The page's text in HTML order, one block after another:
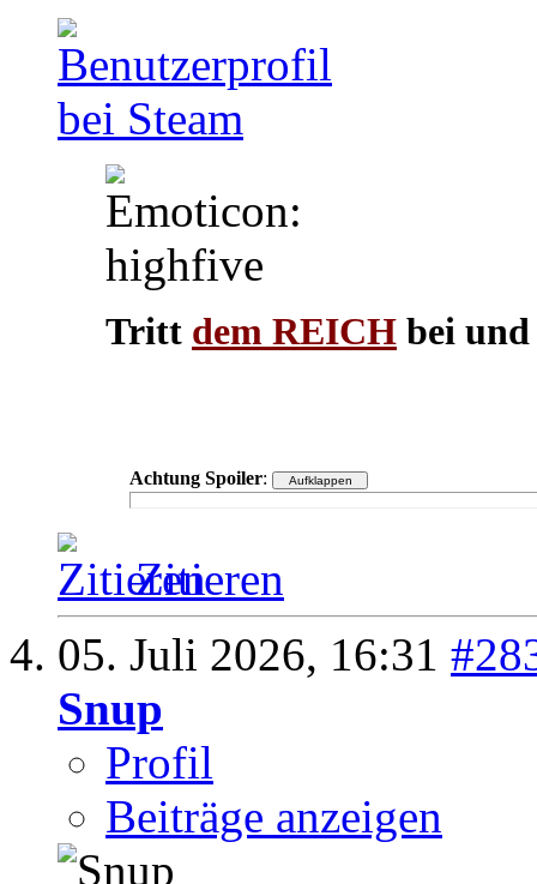
Tritt dem REICH bei
Achtung Spoiler:
Zitieren
05. Juli 2026, 16:31
Snup
Profil
Beiträge anzeigen